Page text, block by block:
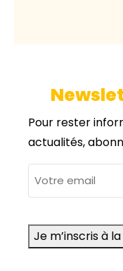
Pour rester
actualités,
Je m’inscris à